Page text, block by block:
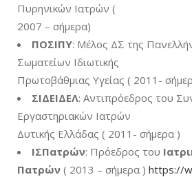
Πυρηνικών Ιατρών (
2007 – σήμερα)
ΠΟΣΙΠΥ: Μέλος ΔΣ της
Σωματείων Ιδιωτικής
Πρωτοβάθμιας Υγείας ( 2011-
ΣΙΔΕΙΔΕΛ: Αντιπρόεδρος του
Εργαστηριακών Ιατρών
Δυτικής Ελλάδας ( 2011- σήμερα )
ΙΣΠατρών: Πρόεδρος του
Πατρών ( 2013 – σήμερα ) https://